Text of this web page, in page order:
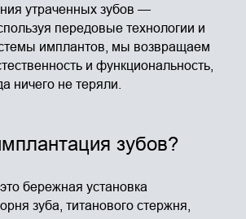
утраченных зубов —
передовые технологии и
имплантов, мы возвращаем
и функциональность,
ничего не теряли.
зубов?
бережная установка
зуба, титанового стержня,